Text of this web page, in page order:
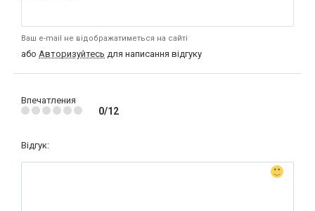
Ваш e-mail не відображатиметься на сайті
або Авторизуйтесь для написання відгуку
Впечатления
0/12
Відгук: